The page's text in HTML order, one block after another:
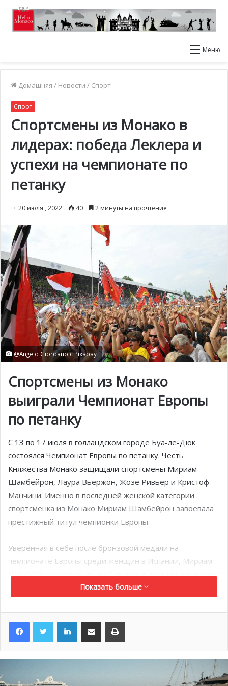
Меню
Домашняя / Новости / Спорт
Спорт
Спортсмены из Монако в
лидерах: победа Леклера и
успехи на чемпионате по
петанку
20 июля , 2022 40 2 минуты на прочтение
@Angelo Giordano с Pixabay
Спортсмены из Монако
выиграли Чемпионат Европы
по петанку
С 13 по 17 июля в голландском городе Буа-ле-Дюк
состоялся Чемпионат Европы по петанку. Честь
Княжества Монако защищали спортсмены Мириам
Шамбейрон, Лаура Вьержон, Жозе Ривьер и Кристоф
Манчини. Именно в последней женской категории
спортсменка из Монако Мириам Шамбейрон завоевала
престижный титул чемпионки Европы.
Уверенная в себе после бронзовой медали на
чемпионате Европы среди женщин в Испании, Мириам
Шамбейрон повторила свой подвиг в смешанных парах с
Жозе Ривьер, завоевав третье место. В женском парном
чемпионский титул и стала главной героиней дня.
В комментарии прессе Серж Туруани, президент Club
bouliste monégasque и Дидье Фульконис, президент
поздравления тренерам Фредди Пересу и Жану-Люку
Показать больше
LinkedInПоделиться по электронной почте Распечатать